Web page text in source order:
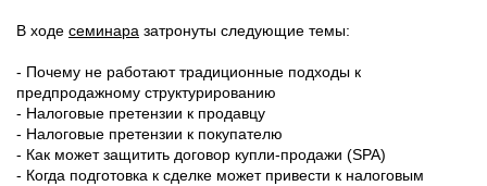
В ходе семинара затронуты следующие темы:
- Почему не работают традиционные подходы к
предпродажному структурированию
- Налоговые претензии к продавцу
- Налоговые претензии к покупателю
- Как может защитить договор купли-продажи (SPA)
- Когда подготовка к сделке может привести к налоговым